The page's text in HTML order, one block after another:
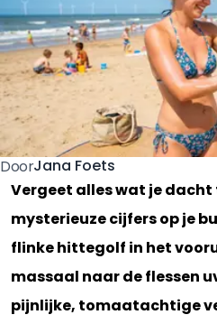
DoorJana Foets
Vergeet alles wat je dacht
mysterieuze cijfers op je
flinke hittegolf in het
massaal naar de flessen
pijnlijke, tomaatachtige